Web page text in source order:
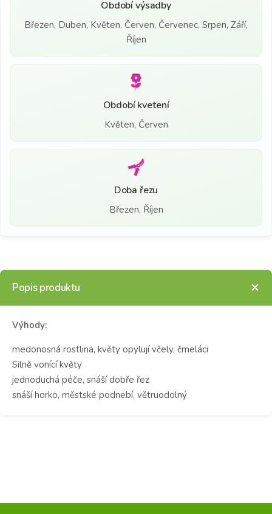
Období výsadby
Březen, Duben, Květen, Červen, Červenec, Srpen, Září,
Říjen
Období kvetení
Květen, Červen
Doba řezu
Březen, Říjen
Popis produktu
Výhody:
medonosná rostlina, květy opylují včely, čmeláci
Silně vonící květy
jednoduchá péče, snáší dobře řez
snáší horko, městské podnebí, větruodolný